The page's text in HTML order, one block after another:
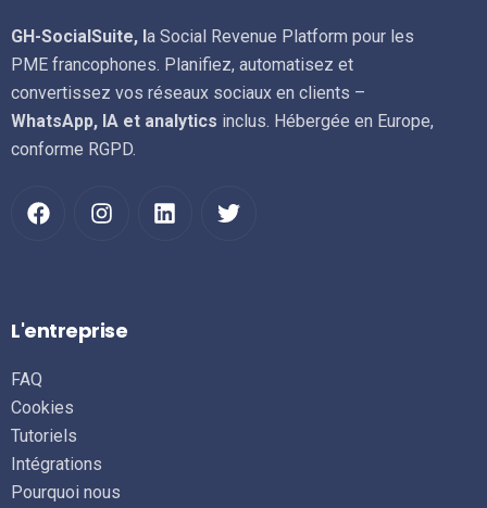
GH-SocialSuite, l a Social Revenue Platform pour les
PME francophones. Planifiez, automatisez et
convertissez vos réseaux sociaux en clients –
WhatsApp, IA et analytics inclus. Hébergée en Europe,
conforme RGPD.
L'entreprise
FAQ
Cookies
Tutoriels
Intégrations
Pourquoi nous